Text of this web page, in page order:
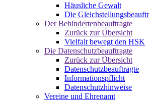
Häusliche Gewalt
Die
Der Behindertenbeauftragte
Zurück zur Übersicht
Vielfalt bewegt den HSK
Die Datenschutzbeauftragte
Zurück zur Übersicht
Datenschutzbeauftragte
Informationspflicht
Datenschutzhinweise
Vereine und Ehrenamt